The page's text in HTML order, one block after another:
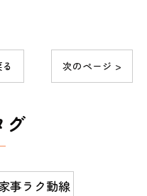
次のページ >
グ
事ラク動線